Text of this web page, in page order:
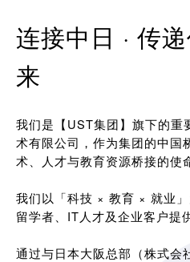
连接中日 · 传
来
我们是【UST集团】旗下的重
术有限公司，作为集团的中国
术、人才与教育资源桥接的使
我们以「科技 × 教育 × 就业
留学者、IT人才及企业客户提
通过与日本大阪总部（株式会